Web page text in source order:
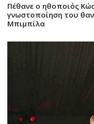
Πέθανε ο ηθοποιός
γνωστοποίηση του
Μπιμπίλα